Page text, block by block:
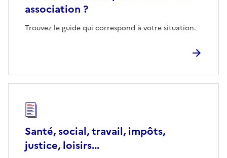
association ?
Trouvez le guide qui correspond à votre situation.
Santé, social, travail, impôts,
justice, loisirs...